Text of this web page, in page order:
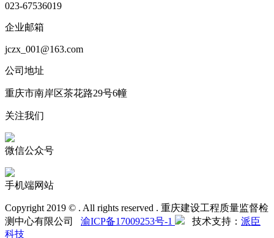
023-67536019
企业邮箱
jczx_001@163.com
公司地址
重庆市南岸区茶花路29号6幢
关注我们
微信公众号
手机端网站
Copyright 2019 © . All rights reserved . 重庆建设工程质量监督检
测中心有限公司 渝ICP备17009253号-1 技术支持： 派臣
科技